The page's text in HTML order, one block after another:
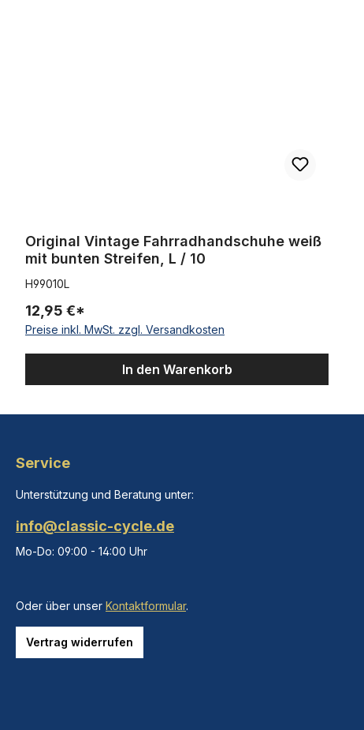
Original Vintage Fahrradhandschuhe weiß
mit bunten Streifen, L / 10
H99010L
12,95 €*
Preise inkl. MwSt. zzgl. Versandkosten
In den Warenkorb
Service
Unterstützung und Beratung unter:
info@classic-cycle.de
Mo-Do: 09:00 - 14:00 Uhr
Oder über unser Kontaktformular.
Vertrag widerrufen